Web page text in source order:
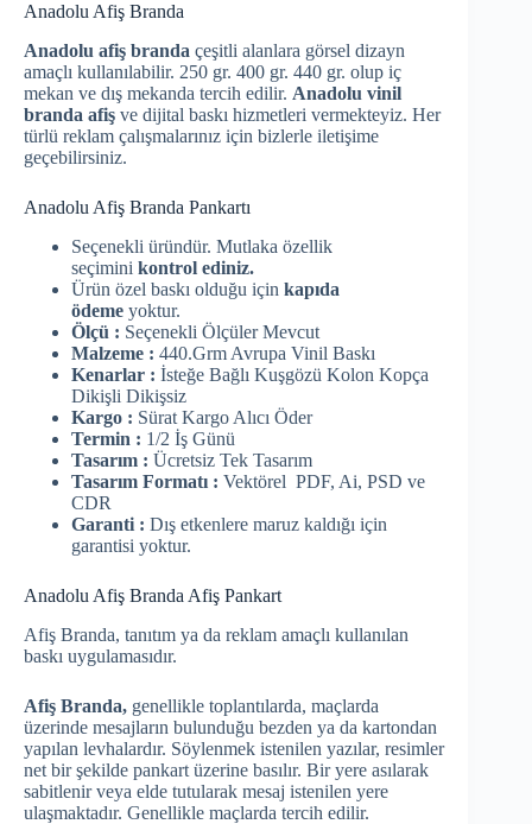
Anadolu Afiş Branda
Anadolu afiş branda çeşitli alanlara görsel dizayn
amaçlı kullanılabilir. 250 gr. 400 gr. 440 gr. olup iç
mekan ve dış mekanda tercih edilir. Anadolu vinil
branda afiş ve dijital baskı hizmetleri vermekteyiz. Her
türlü reklam çalışmalarınız için bizlerle iletişime
geçebilirsiniz.
Anadolu Afiş Branda Pankartı
Seçenekli üründür. Mutlaka özellik
seçimini kontrol ediniz.
Ürün özel baskı olduğu için kapıda
ödeme yoktur.
Ölçü : Seçenekli Ölçüler Mevcut
Malzeme : 440.Grm Avrupa Vinil Baskı
Kenarlar : İsteğe Bağlı Kuşgözü Kolon Kopça
Dikişli Dikişsiz
Kargo : Sürat Kargo Alıcı Öder
Termin : 1/2 İş Günü
Tasarım : Ücretsiz Tek Tasarım
Tasarım Formatı : Vektörel PDF, Ai, PSD ve
CDR
Garanti : Dış etkenlere maruz kaldığı için
garantisi yoktur.
Anadolu Afiş Branda Afiş Pankart
Afiş Branda, tanıtım ya da reklam amaçlı kullanılan
baskı uygulamasıdır.
Afiş Branda, genellikle toplantılarda, maçlarda
üzerinde mesajların bulunduğu bezden ya da kartondan
yapılan levhalardır. Söylenmek istenilen yazılar, resimler
net bir şekilde pankart üzerine basılır. Bir yere asılarak
sabitlenir veya elde tutularak mesaj istenilen yere
ulaşmaktadır. Genellikle maçlarda tercih edilir.